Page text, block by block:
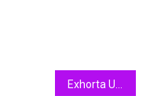
Exhorta UMPC respetar los señalamientos en carreteras para evitar accidentes